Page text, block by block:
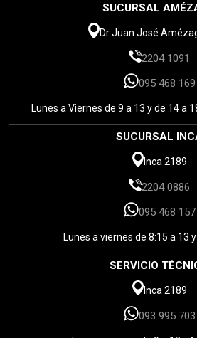
SUCURSAL
Dr Juan José
2204 1091
095 468 169
Lunes a Viernes de 9 a 13 y de 14 a
SUCURSAL
Inca 2189
2204 0886
095 468 157
Lunes a viernes de 8:15 a 13
SERVICIO
Inca 2189
093 995 703